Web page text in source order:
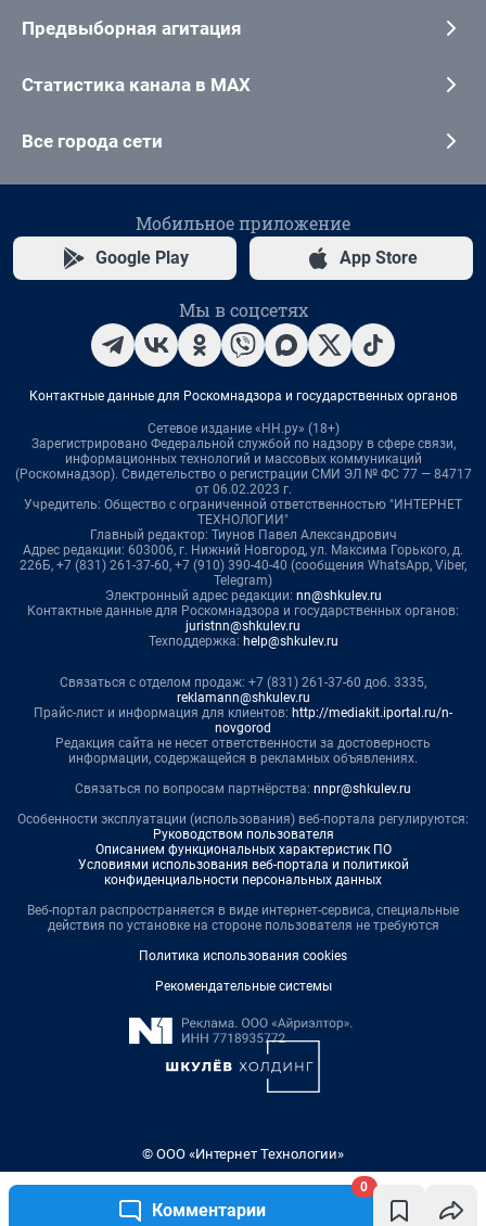
Комментарии
0
Предвыборная агитация
Статистика канала в MAX
Все города сети
Мобильное приложение
Google Play App Store
Мы в соцсетях
Контактные данные для Роскомнадзора и государственных органов
Сетевое издание «НН.ру» (18+)
Зарегистрировано Федеральной службой по надзору в сфере связи,
информационных технологий и массовых коммуникаций
(Роскомнадзор). Свидетельство о регистрации СМИ ЭЛ № ФС 77 — 84717
от 06.02.2023 г.
Учредитель: Общество с ограниченной ответственностью "ИНТЕРНЕТ
ТЕХНОЛОГИИ"
Главный редактор: Тиунов Павел Александрович
Адрес редакции: 603006, г. Нижний Новгород, ул. Максима Горького, д.
226Б, +7 (831) 261-37-60, +7 (910) 390-40-40 (сообщения WhatsApp, Viber,
Telegram)
Электронный адрес редакции: nn@shkulev.ru
Контактные данные для Роскомнадзора и государственных органов:
juristnn@shkulev.ru
Техподдержка: help@shkulev.ru
Связаться с отделом продаж: +7 (831) 261-37-60 доб. 3335,
reklamann@shkulev.ru
Прайс-лист и информация для клиентов: http://mediakit.iportal.ru/n-
novgorod
Редакция сайта не несет ответственности за достоверность
информации, содержащейся в рекламных объявлениях.
Связаться по вопросам партнёрства: nnpr@shkulev.ru
Особенности эксплуатации (использования) веб-портала регулируются:
Руководством пользователя
Описанием функциональных характеристик ПО
Условиями использования веб-портала и политикой
конфиденциальности персональных данных
Веб-портал распространяется в виде интернет-сервиса, специальные
действия по установке на стороне пользователя не требуются
Политика использования cookies
Рекомендательные системы
© ООО «Интернет Технологии»